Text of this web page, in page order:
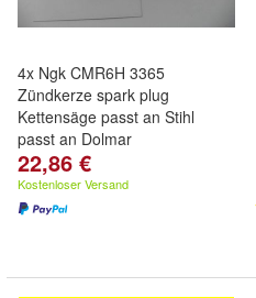
4x Ngk CMR6H 3365
Zündkerze spark plug
Kettensäge passt an Stihl
passt an Dolmar
22,86 €
Kostenloser Versand